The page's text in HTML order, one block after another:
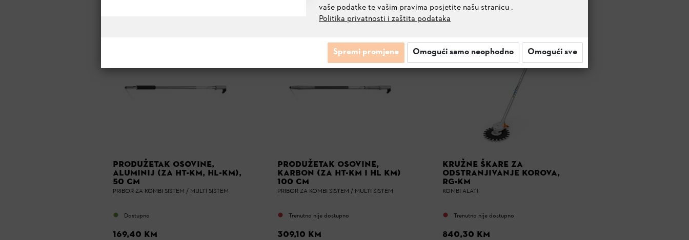
PRODUŽETAK OSOVINE,
ALUMINIJ (ZA HT-KM, HL-KM),
50 CM
PRIBOR ZA KOMBI SISTEM / MULTI SISTEM
Dostupno
169,40 KM
PRODUŽETAK OSOVINE,
KARBON (ZA HT-KM I HL KM)
100 CM
PRIBOR ZA KOMBI SISTEM / MULTI SISTEM
Trenutno nije dostupno
309,10 KM
KRUŽNE ŠKARE ZA
ODSTRANJIVANJE KOROVA,
RG-KM
KOMBI ALATI
Trenutno nije dostupno
840,30 KM
vaše podatke te vašim pravima posjetite našu stranicu
Politika privatnosti i zaštita podataka
.
Spremi promjene Omogući samo neophodno Omogući sve